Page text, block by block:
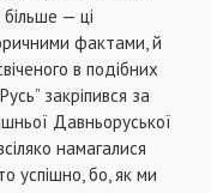
— ці
фактами, й
в подібних
закріпився за
Давньоруської
намагалися
успішно, бо, як ми